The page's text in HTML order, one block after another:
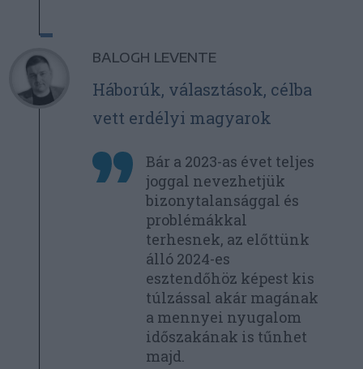
BALOGH LEVENTE
Háborúk, választások, célba
vett erdélyi magyarok
Bár a 2023-as évet teljes
joggal nevezhetjük
bizonytalansággal és
problémákkal
terhesnek, az előttünk
álló 2024-es
esztendőhöz képest kis
túlzással akár magának
a mennyei nyugalom
időszakának is tűnhet
majd.